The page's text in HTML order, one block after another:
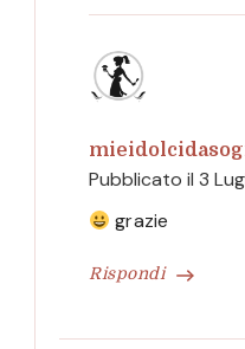
Pubblicato il 3
Rispondi
grazie